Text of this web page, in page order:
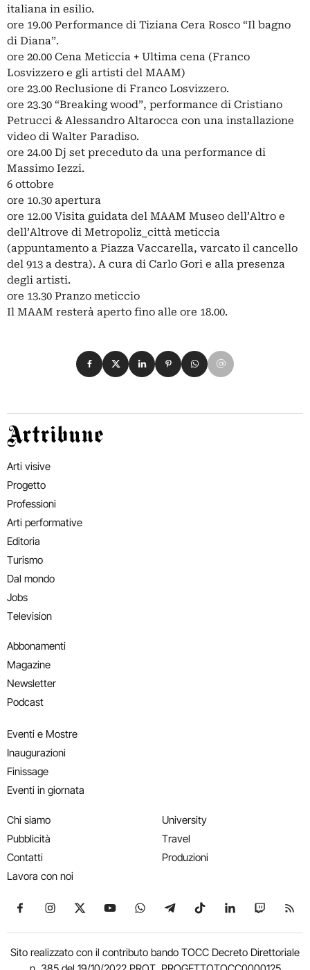
italiana in esilio.
ore 19.00 Performance di Tiziana Cera Rosco “Il bagno
di Diana”.
ore 20.00 Cena Meticcia + Ultima cena (Franco
Losvizzero e gli artisti del MAAM)
ore 23.00 Reclusione di Franco Losvizzero.
ore 23.30 “Breaking wood”, performance di Cristiano
Petrucci & Alessandro Altarocca con una installazione
video di Walter Paradiso.
ore 24.00 Dj set preceduto da una performance di
Massimo Iezzi.
6 ottobre
ore 10.30 apertura
ore 12.00 Visita guidata del MAAM Museo dell’Altro e
dell’Altrove di Metropoliz_città meticcia
(appuntamento a Piazza Vaccarella, varcato il cancello
del 913 a destra). A cura di Carlo Gori e alla presenza
degli artisti.
ore 13.30 Pranzo meticcio
Il MAAM resterà aperto fino alle ore 18.00.
Condividi su Facebook
Condividi su X
Condividi su LinkedIn
Condividi su Pinterest
Condividi su WhatsApp
Condividi su Email
Artribune
Arti visive
Progetto
Professioni
Arti performative
Editoria
Turismo
Dal mondo
Jobs
Television
Abbonamenti
Magazine
Newsletter
Podcast
Eventi e Mostre
Inaugurazioni
Finissage
Eventi in giornata
Chi siamo
Pubblicità
Contatti
Lavora con noi
University
Travel
Produzioni
Seguici su Facebook
Seguici su Instagram
Seguici su X
Seguici su YouTube
Seguici su WhatsApp
Seguici su Telegram
Seguici su TikTok
Seguici su
Seguici
Sito realizzato con il contributo bando TOCC Decreto Direttoriale